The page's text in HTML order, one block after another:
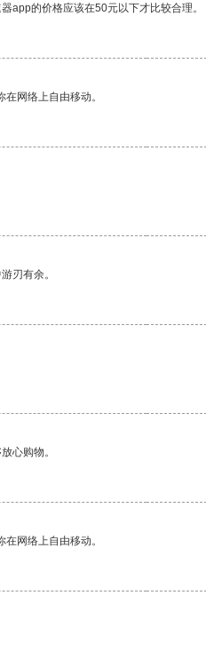
app的价格应该在50元以下才比较合理。
网络上自由移动。
刃有余。
心购物。
网络上自由移动。